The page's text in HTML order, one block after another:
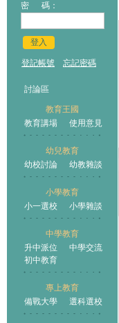
密 碼：
登入
登記帳號 忘記密碼
討論區
教育王國
教育講場
使用意見
幼兒教育
幼校討論
幼教雜談
小學教育
小一選校
小學雜談
中學教育
升中派位
中學交流
初中教育
專上教育
備戰大學
選科選校